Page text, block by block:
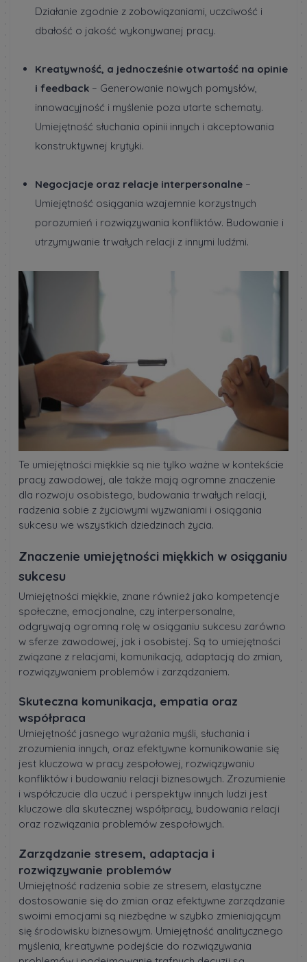
Działanie zgodnie z zobowiązaniami, uczciwość i
dbałość o jakość wykonywanej pracy.
Kreatywność, a jednocześnie otwartość na opinie
i feedback – Generowanie nowych pomysłów,
innowacyjność i myślenie poza utarte schematy.
Umiejętność słuchania opinii innych i akceptowania
konstruktywnej krytyki.
Negocjacje oraz relacje interpersonalne –
Umiejętność osiągania wzajemnie korzystnych
porozumień i rozwiązywania konfliktów. Budowanie i
utrzymywanie trwałych relacji z innymi ludźmi.
Te umiejętności miękkie są nie tylko ważne w kontekście
pracy zawodowej, ale także mają ogromne znaczenie
dla rozwoju osobistego, budowania trwałych relacji,
radzenia sobie z życiowymi wyzwaniami i osiągania
sukcesu we wszystkich dziedzinach życia.
Znaczenie umiejętności miękkich w osiąganiu
sukcesu
Umiejętności miękkie, znane również jako kompetencje
społeczne, emocjonalne, czy interpersonalne,
odgrywają ogromną rolę w osiąganiu sukcesu zarówno
w sferze zawodowej, jak i osobistej. Są to umiejętności
związane z relacjami, komunikacją, adaptacją do zmian,
rozwiązywaniem problemów i zarządzaniem.
Skuteczna komunikacja, empatia oraz
współpraca
Umiejętność jasnego wyrażania myśli, słuchania i
zrozumienia innych, oraz efektywne komunikowanie się
jest kluczowa w pracy zespołowej, rozwiązywaniu
konfliktów i budowaniu relacji biznesowych. Zrozumienie
i współczucie dla uczuć i perspektyw innych ludzi jest
kluczowe dla skutecznej współpracy, budowania relacji
oraz rozwiązania problemów zespołowych.
Zarządzanie stresem, adaptacja i
rozwiązywanie problemów
Umiejętność radzenia sobie ze stresem, elastyczne
dostosowanie się do zmian oraz efektywne zarządzanie
swoimi emocjami są niezbędne w szybko zmieniającym
się środowisku biznesowym. Umiejętność analitycznego
myślenia, kreatywne podejście do rozwiązywania